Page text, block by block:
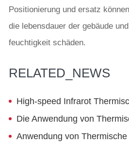
Positionierung und ersatz
die lebensdauer der gebäude
feuchtigkeit schäden.
RELATED_NEWS
High-speed Infrarot
Die Anwendung von Thermische Imaging
Anwendung von Thermische Imaging Kamera in